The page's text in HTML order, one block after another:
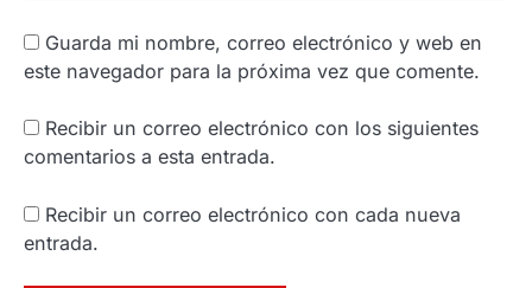
Guarda mi nombre, correo electrónico y web en
este navegador para la próxima vez que comente.
Recibir un correo electrónico con los siguientes
comentarios a esta entrada.
Recibir un correo electrónico con cada nueva
entrada.